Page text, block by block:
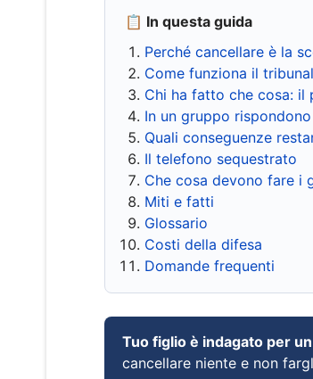
📋 In questa guida
Perché cancellare è la
Come funziona il
Chi ha fatto che cosa:
In un gruppo
Quali conseguenze
Il telefono sequestrato
Che cosa devono fare i
Miti e fatti
Glossario
Costi della difesa
Domande frequenti
Tuo figlio è indagato per
cancellare niente e non